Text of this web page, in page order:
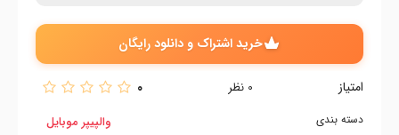
خرید اشتراک و دانلود رایگان
امتیاز 0 نظر 0
دسته بندی
والپیپر موبایل